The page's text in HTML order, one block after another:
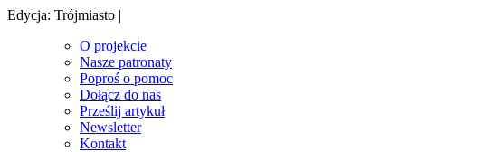
Edycja: Trójmiasto |
O projekcie
Nasze patronaty
Poproś o pomoc
Dołącz do nas
Prześlij artykuł
Newsletter
Kontakt